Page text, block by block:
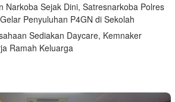
Narkoba Sejak Dini, Satresnarkoba Polres
Penyuluhan P4GN di Sekolah
Sediakan Daycare, Kemnaker
Ramah Keluarga